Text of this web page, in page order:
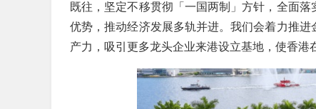
既往，坚定不移贯彻「一国两制」方针，全面
优势，推动经济发展多轨并进。我们会着力推
产力，吸引更多龙头企业来港设立基地，使香港